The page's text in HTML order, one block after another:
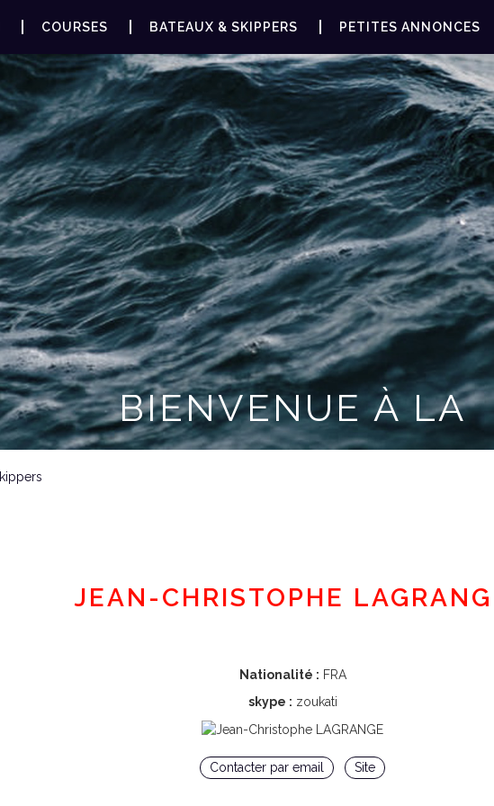
COURSES BATEAUX & SKIPPERS PETITES ANNONCES
BIENVENUE À LA
JEAN-CHRISTOPHE
Nationalité : FRA
skype : zoukati
Contacter par email Site